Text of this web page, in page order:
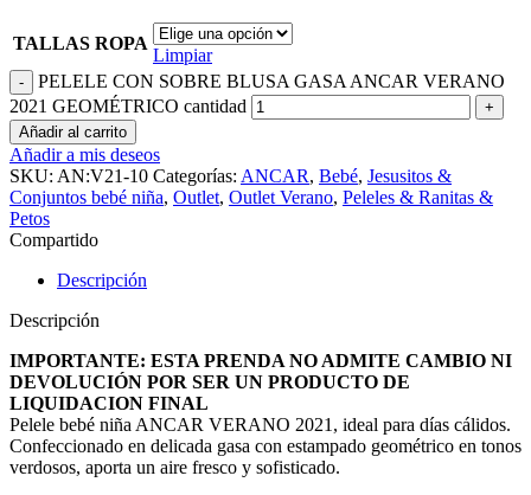
TALLAS ROPA
Limpiar
PELELE CON SOBRE BLUSA GASA ANCAR VERANO
2021 GEOMÉTRICO cantidad
Añadir al carrito
Añadir a mis deseos
SKU: AN:V21-10 Categorías: ANCAR, Bebé, Jesusitos &
Conjuntos bebé niña, Outlet, Outlet Verano, Peleles & Ranitas &
Petos
Compartido
Descripción
Descripción
IMPORTANTE: ESTA PRENDA NO ADMITE CAMBIO NI
DEVOLUCIÓN POR SER UN PRODUCTO DE
LIQUIDACION FINAL
Pelele bebé niña ANCAR VERANO 2021, ideal para días cálidos.
Confeccionado en delicada gasa con estampado geométrico en tonos
verdosos, aporta un aire fresco y sofisticado.